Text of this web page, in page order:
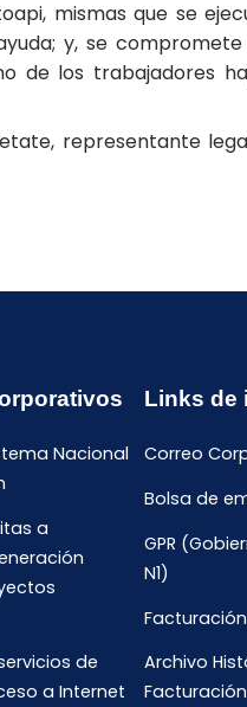
mismas que se
y, se
de los trabajadores
representante
Nacional
a
de
a Internet
Links de
Correo
Bolsa de
GPR
N1)
Archivo
Facturación